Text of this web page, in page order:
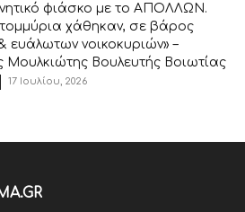
φιάσκο με το ΑΠΟΛΛΩΝ.
χάθηκαν, σε βάρος
ευάλωτων νοικοκυριών» –
Μουλκιώτης Βουλευτής Βοιωτίας
17 Ιουλίου, 2026